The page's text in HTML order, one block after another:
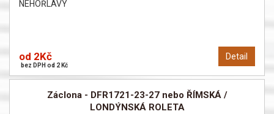
NEHOŘLAVÝ
Detail
od 2Kč
bez DPH od 2 Kč
Záclona - DFR1721-23-27 nebo ŘÍMSKÁ /
LONDÝNSKÁ ROLETA